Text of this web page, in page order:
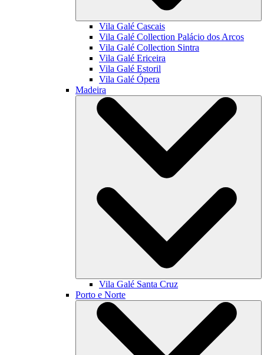
Vila Galé Cascais
Vila Galé Collection Palácio dos Arcos
Vila Galé Collection Sintra
Vila Galé Ericeira
Vila Galé Estoril
Vila Galé Ópera
Madeira
Vila Galé Santa Cruz
Porto e Norte